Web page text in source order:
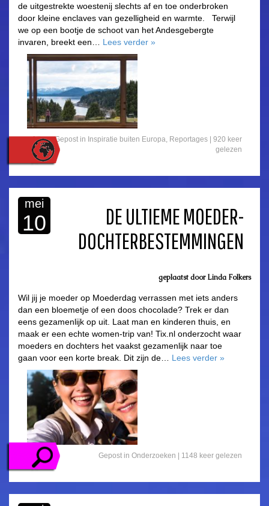
de uitgestrekte woestenij slechts af en toe onderbroken
door kleine enclaves van gezelligheid en warmte. Terwijl
we op een bootje de schoot van het Andesgebergte
invaren, breekt een… Lees verder »
Gepost in Inspiratie buiten Europa, Reportages | 920 keer
gelezen
mei
10
DE ULTIEME MOEDER-
DOCHTERBESTEMMINGEN
geplaatst doorLinda Folkers
Wil jij je moeder op Moederdag verrassen met iets anders
dan een bloemetje of een doos chocolade? Trek er dan
eens gezamenlijk op uit. Laat man en kinderen thuis, en
maak er een echte women-trip van! Tix.nl onderzocht waar
moeders en dochters het vaakst gezamenlijk naar toe
gaan voor een korte break. Dit zijn de… Lees verder »
Gepost in Onderzoeken | 1148 keer gelezen